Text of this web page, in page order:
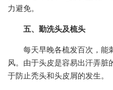
力避免。
五、勤洗头及梳头
每天早晚各梳发百次，能
风。由于头皮是容易出汗弄脏
于防止秃头和头皮屑的发生。